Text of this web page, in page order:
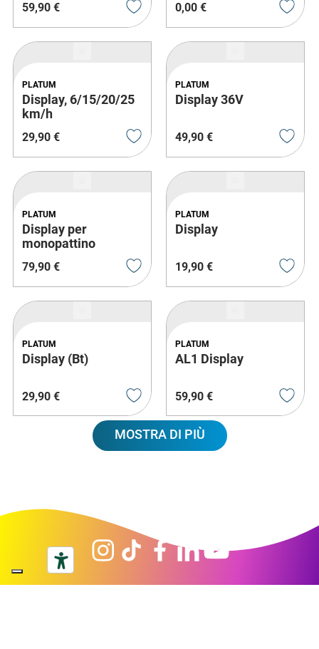
59,90 € 0,00 €
PLATUM
Display, 6/15/20/25
km/h
29,90 €
PLATUM
Display 36V
49,90 €
PLATUM
Display per
monopattino
elettrico brandizzato
Ducati con funzione
indicatori di
direzione
79,90 €
PLATUM
Display
19,90 €
PLATUM
Display (Bt)
29,90 €
PLATUM
AL1 Display
59,90 €
MOSTRA DI PIÙ